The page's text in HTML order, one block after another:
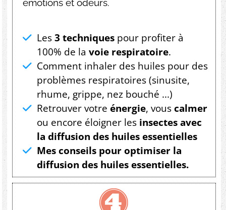
émotions et odeurs.
Les3 techniques pour profiter à
100% de la voie respiratoire.
Comment inhaler des huiles pour des
problèmes respiratoires (sinusite,
rhume, grippe, nez bouché ...)
Retrouver votre énergie, vouscalmer
ou encore éloigner les insectes avec
la diffusion des huiles essentielles
Mes conseils pour optimiser la
diffusion des huiles essentielles.